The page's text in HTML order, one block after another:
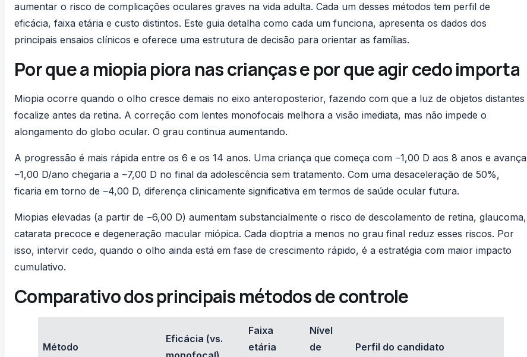
aumentar o risco de complicações oculares graves na vida adulta. Cada um desses métodos tem perfil de
eficácia, faixa etária e custo distintos. Este guia detalha como cada um funciona, apresenta os dados dos
principais ensaios clínicos e oferece uma estrutura de decisão para orientar as famílias.
Por que a miopia piora nas crianças e por que agir cedo importa
Miopia ocorre quando o olho cresce demais no eixo anteroposterior, fazendo com que a luz de objetos distantes
focalize antes da retina. A correção com lentes monofocais melhora a visão imediata, mas não impede o
alongamento do globo ocular. O grau continua aumentando.
A progressão é mais rápida entre os 6 e os 14 anos. Uma criança que começa com −1,00 D aos 8 anos e avança
−1,00 D/ano chegaria a −7,00 D no final da adolescência sem tratamento. Com uma desaceleração de 50%,
ficaria em torno de −4,00 D, diferença clinicamente significativa em termos de saúde ocular futura.
Miopias elevadas (a partir de −6,00 D) aumentam substancialmente o risco de descolamento de retina, glaucoma,
catarata precoce e degeneração macular miópica. Cada dioptria a menos no grau final reduz esses riscos. Por
isso, intervir cedo, quando o olho ainda está em fase de crescimento rápido, é a estratégia com maior impacto
cumulativo.
Comparativo dos principais métodos de controle
Método
Eficácia (vs.
Faixa
etária
Nível
de
Perfil do candidato